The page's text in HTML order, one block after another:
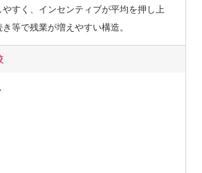
すく、インセンティブが平均を押し上
等で残業が増えやすい構造。